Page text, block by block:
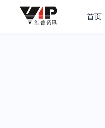
首页